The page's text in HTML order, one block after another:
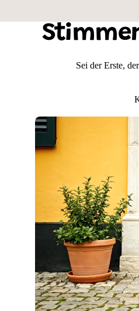
Hintergrundfarbe: Grau
Sei der Erste,